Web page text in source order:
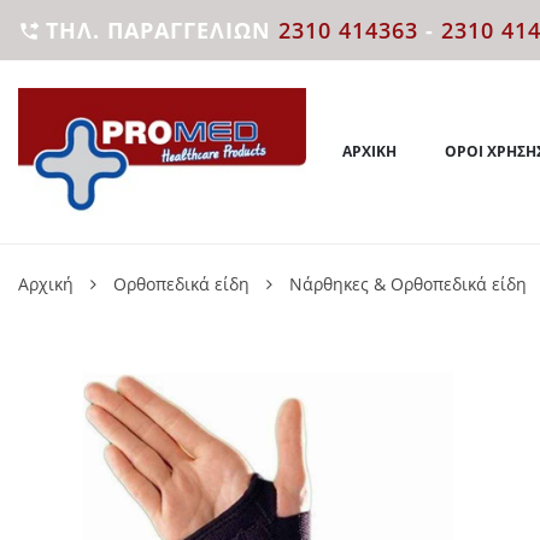
 ΤΗΛ. ΠΑΡΑΓΓΕΛΙΏΝ 2310 414363 - 2310
ΑΡΧΙΚΉ ΌΡΟΙ
Αρχική Ορθοπεδικά είδη Νάρθηκες & Ορθοπεδικά είδη